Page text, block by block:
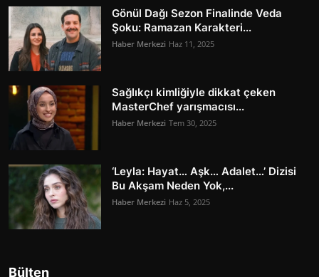
Gönül Dağı Sezon Finalinde Veda
Şoku: Ramazan Karakteri...
Haber Merkezi Haz 11, 2025
Sağlıkçı kimliğiyle dikkat çeken
MasterChef yarışmacısı...
Haber Merkezi Tem 30, 2025
‘Leyla: Hayat… Aşk… Adalet…’ Dizisi
Bu Akşam Neden Yok,...
Haber Merkezi Haz 5, 2025
Bülten